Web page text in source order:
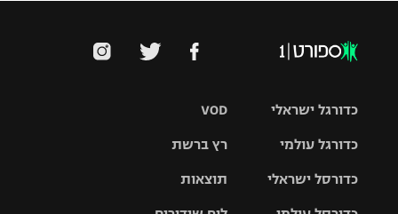
VOD
רץ ברשת
תוצאות
כדורגל ישראלי
כדורגל עולמי
האלופות
כדורסל ישראלי